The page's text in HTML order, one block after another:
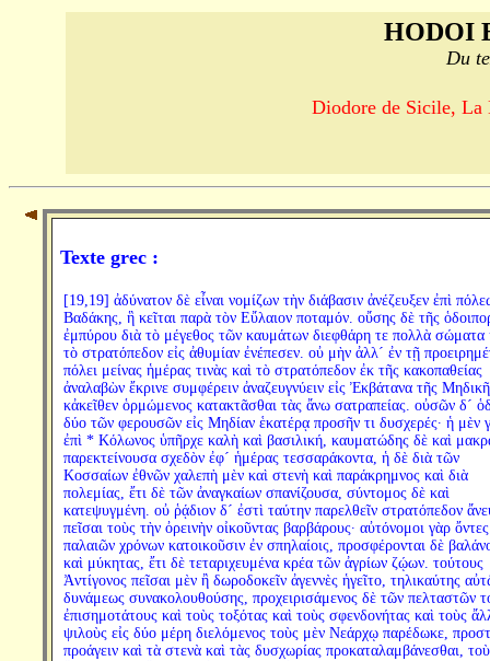
HODOI
Du
Diodore de Sicile,
Texte grec :
[19,19] ἀδύνατον δὲ εἶναι νομίζων τὴν διάβασιν ἀνέζευξεν ἐπὶ
Βαδάκης, ἣ κεῖται παρὰ τὸν Εὔλαιον ποταμόν. οὔσης δὲ τῆς
ἐμπύρου διὰ τὸ μέγεθος τῶν καυμάτων διεφθάρη τε πολλὰ σώματα
τὸ στρατόπεδον εἰς ἀθυμίαν ἐνέπεσεν. οὐ μὴν ἀλλ´ ἐν τῇ
πόλει μείνας ἡμέρας τινὰς καὶ τὸ στρατόπεδον ἐκ τῆς κακοπαθείας
ἀναλαβὼν ἔκρινε συμφέρειν ἀναζευγνύειν εἰς Ἐκβάτανα τῆς
κἀκεῖθεν ὁρμώμενος κατακτᾶσθαι τὰς ἄνω σατραπείας. οὐσῶν δ´
δύο τῶν φερουσῶν εἰς Μηδίαν ἑκατέρᾳ προσῆν τι δυσχερές· ἡ μὲν
ἐπὶ * Κόλωνος ὑπῆρχε καλὴ καὶ βασιλική, καυματώδης δὲ καὶ
παρεκτείνουσα σχεδὸν ἐφ´ ἡμέρας τεσσαράκοντα, ἡ δὲ διὰ τῶν
Κοσσαίων ἐθνῶν χαλεπὴ μὲν καὶ στενὴ καὶ παράκρημνος καὶ διὰ
πολεμίας, ἔτι δὲ τῶν ἀναγκαίων σπανίζουσα, σύντομος δὲ καὶ
κατεψυγμένη. οὐ ῥᾴδιον δ´ ἐστὶ ταύτην παρελθεῖν στρατόπεδον
πεῖσαι τοὺς τὴν ὀρεινὴν οἰκοῦντας βαρβάρους· αὐτόνομοι γὰρ
παλαιῶν χρόνων κατοικοῦσιν ἐν σπηλαίοις, προσφέρονται δὲ
καὶ μύκητας, ἔτι δὲ τεταριχευμένα κρέα τῶν ἀγρίων ζῴων. τούτους
Ἀντίγονος πεῖσαι μὲν ἢ δωροδοκεῖν ἀγεννὲς ἡγεῖτο, τηλικαύτης
δυνάμεως συνακολουθούσης, προχειρισάμενος δὲ τῶν πελταστῶν
ἐπισημοτάτους καὶ τοὺς τοξότας καὶ τοὺς σφενδονήτας καὶ τοὺς
ψιλοὺς εἰς δύο μέρη διελόμενος τοὺς μὲν Νεάρχῳ παρέδωκε,
προάγειν καὶ τὰ στενὰ καὶ τὰς δυσχωρίας προκαταλαμβάνεσθαι,